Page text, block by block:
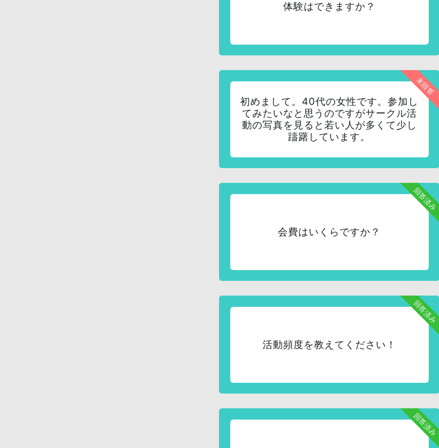
体験はできますか？
未回答
初めまして。40代の女性です。参加し
てみたいなと思うのですがサークル活
動の写真を見ると若い人が多くて少し
躊躇しています。
回答済み
会費はいくらですか？
回答済み
活動頻度を教えてください！
回答済み